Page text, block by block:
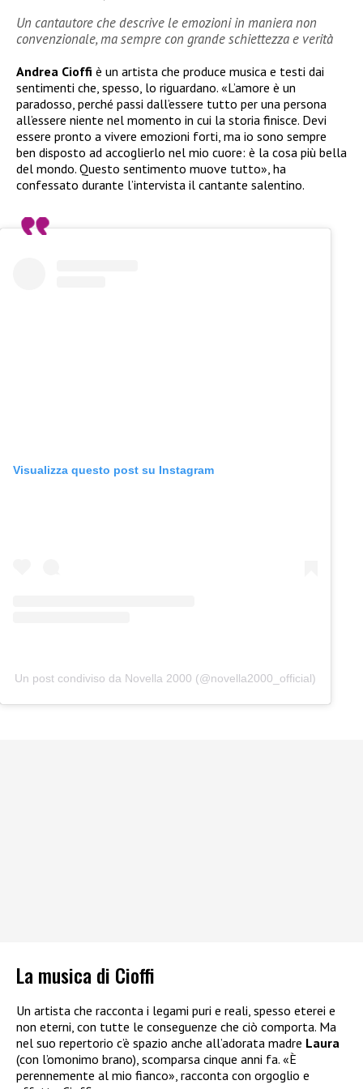
Un cantautore che descrive le emozioni in maniera non
convenzionale, ma sempre con grande schiettezza e verità
Andrea Cioffi è un artista che produce musica e testi dai
sentimenti che, spesso, lo riguardano. «L’amore è un
paradosso, perché passi dall’essere tutto per una persona
all’essere niente nel momento in cui la storia finisce. Devi
essere pronto a vivere emozioni forti, ma io sono sempre
ben disposto ad accoglierlo nel mio cuore: è la cosa più bella
del mondo. Questo sentimento muove tutto», ha
confessato durante l’intervista il cantante salentino.
Visualizza questo post su Instagram
Un post condiviso da Novella 2000 (@novella2000_official)
La musica di Cioffi
Un artista che racconta i legami puri e reali, spesso eterei e
non eterni, con tutte le conseguenze che ciò comporta. Ma
nel suo repertorio c’è spazio anche all’adorata madre Laura
(con l’omonimo brano), scomparsa cinque anni fa. «È
perennemente al mio fianco», racconta con orgoglio e